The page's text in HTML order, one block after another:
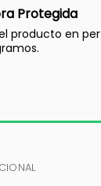
Protegida
producto en